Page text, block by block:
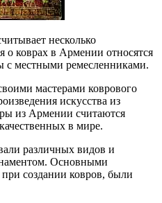
несколько
о коврах в Армении относятся
с местными ремесленниками.
мастерами коврового
искусства из
из Армении считаются
в мире.
различных видов и
Основными
создании ковров, были